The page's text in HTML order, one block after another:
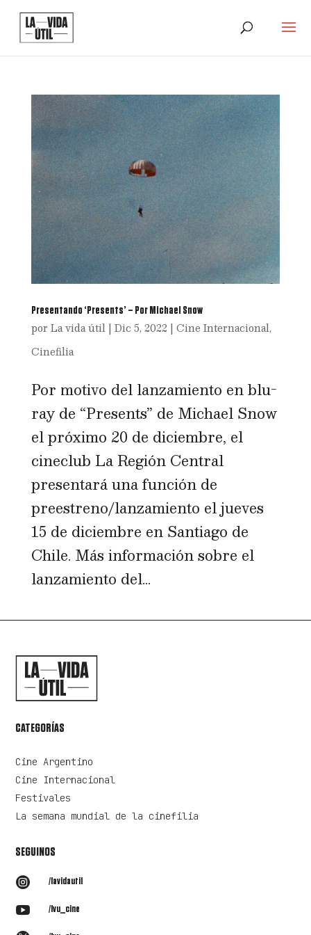
Presentando ‘Presents’ – Por Michael Snow
por La vida útil| Dic 5, 2022 | Cine Internacional,
Cinefilia
Por motivo del lanzamiento en blu-
ray de “Presents” de Michael Snow
el próximo 20 de diciembre, el
cineclub La Región Central
presentará una función de
preestreno/lanzamiento el jueves
15 de diciembre en Santiago de
Chile. Más información sobre el
lanzamiento del...
CATEGORÍAS
Cine Argentino
Cine Internacional
Festivales
La semana mundial de la cinefilia
SEGUINOS
 /lavidautil
 /lvu_cine